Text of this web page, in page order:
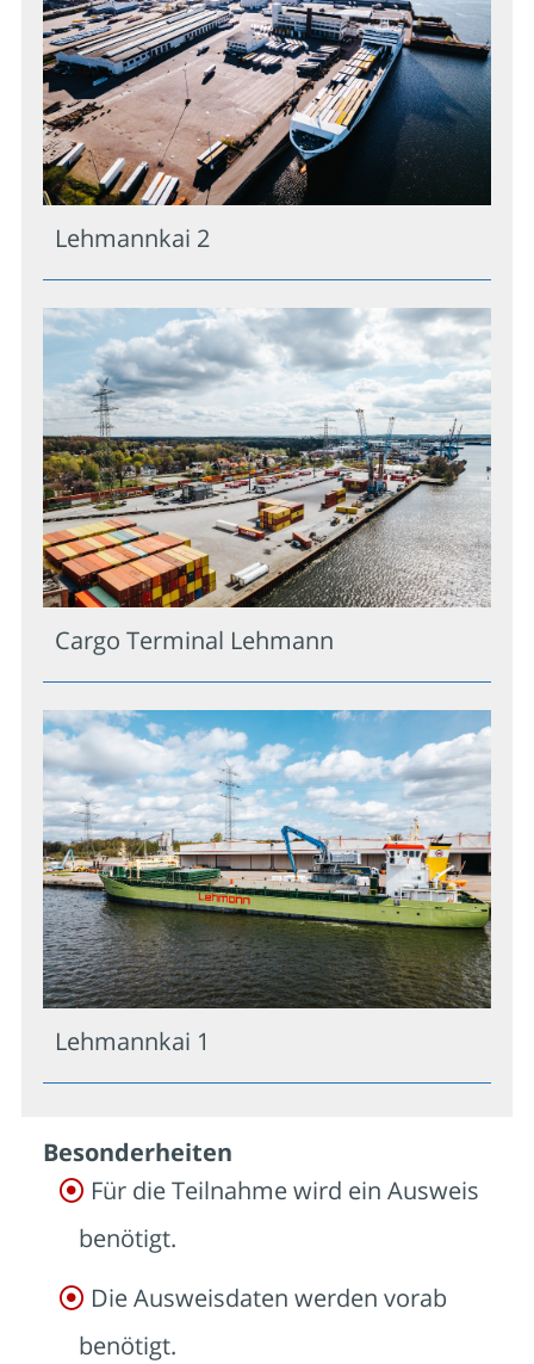
Lehmannkai 2
Cargo Terminal Lehmann
Lehmannkai 1
Besonder­heiten
Für die Teilnahme wird ein Ausweis
benötigt.
Die Ausweisdaten werden vorab
benötigt.